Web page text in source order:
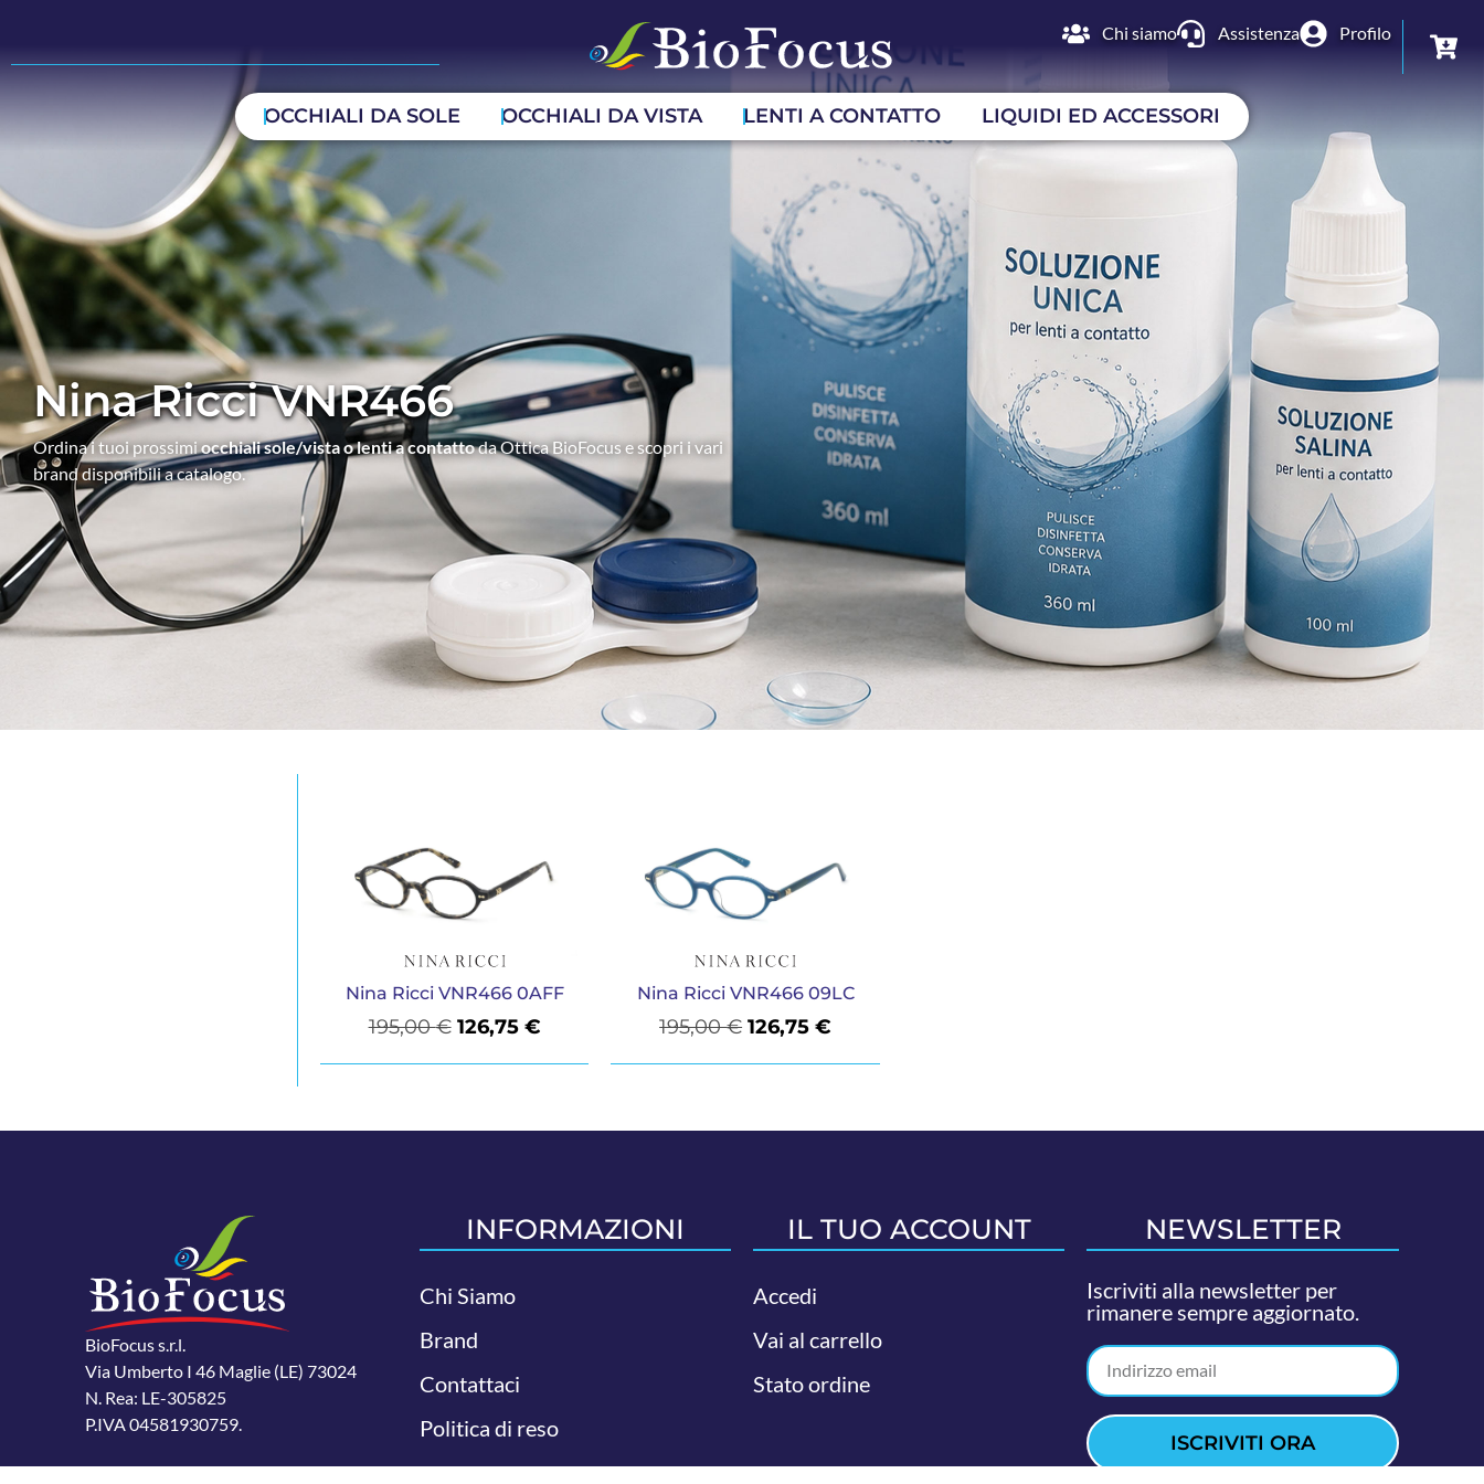
Chi siamo Assistenza Profilo
OCCHIALI DA SOLE OCCHIALI DA VISTA LENTI A CONTATTO LIQUIDI ED ACCESSORI
Nina Ricci VNR466
Ordina i tuoi prossimiocchiali sole/vista o lenti a contattoda Ottica BioFocus e scopri i vari
brand disponibili a catalogo.
Nina Ricci VNR466 0AFF
195,00€ 126,75 €
Nina Ricci VNR466 09LC
195,00€ 126,75€
BioFocus s.r.l.
Via Umberto I 46 Maglie (LE) 73024
N. Rea: LE-305825
P.IVA 04581930759.
INFORMAZIONI
Chi Siamo
Brand
Contattaci
Politica di reso
IL TUO ACCOUNT
Accedi
Vai al carrello
Stato ordine
NEWSLETTER
Iscriviti alla newsletter per
rimanere sempre aggiornato.
ISCRIVITI ORA